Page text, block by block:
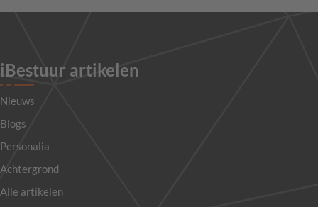
iBestuur artikelen
Nieuws
Blogs
Personalia
Achtergrond
Alle artikelen